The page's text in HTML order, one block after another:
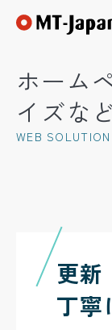
ホーム
イズな
WEB SOLUTION
更新
丁寧